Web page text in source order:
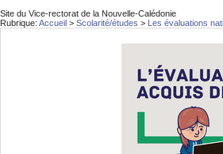
Site du Vice-rectorat de la Nouvelle-Calédonie
Rubrique: Accueil > Scolarité/études > Les évaluations